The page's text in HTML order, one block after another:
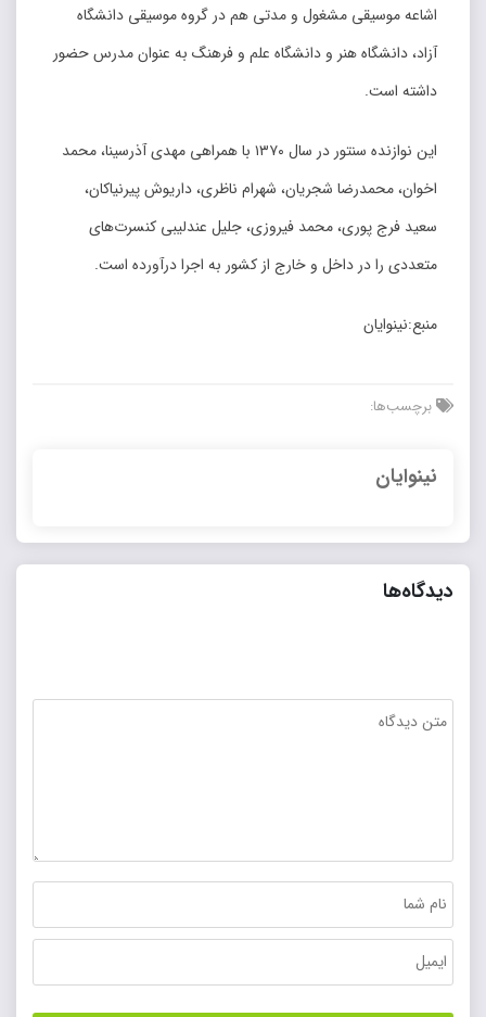
اشاعه موسیقی مشغول و مدتی هم در گروه موسیقی دانشگاه
آزاد، دانشگاه هنر و دانشگاه علم و فرهنگ به عنوان مدرس حضور
داشته است.
این نوازنده سنتور در سال ۱۳۷۰ با همراهی مهدی آذرسینا، محمد
اخوان، محمدرضا شجریان، شهرام ناظری، داریوش پیرنیاکان،
سعید فرج پوری، محمد فیروزی، جلیل عندلیبی کنسرت‌های
متعددی را در داخل و خارج از کشور به اجرا درآورده است.
منبع:نینوایان
برچسب‌ها:
نینوایان
دیدگاه‌ها